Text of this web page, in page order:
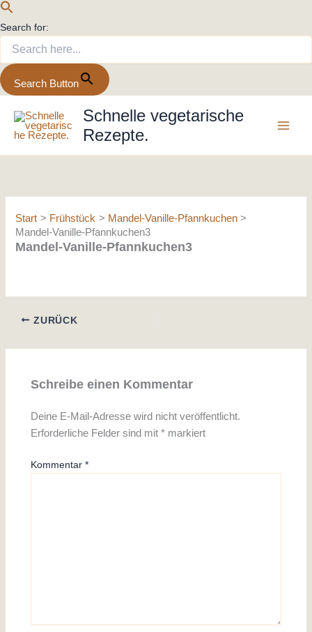
Search for:
Search Button
Inhalt
springen
Schnelle vegetarische
Rezepte.
Start Frühstück
Mandel-Vanille-Pfannkuchen
Mandel-Vanille-Pfannkuchen3
Mandel-Vanille-Pfannkuchen3
ZURÜCK
Schreibe einen Kommentar
Deine E-Mail-Adresse wird nicht veröffentlicht.
Erforderliche Felder sind mit* markiert
Kommentar*